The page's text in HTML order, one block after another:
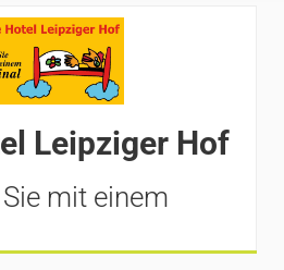
Leipziger Hof
mit einem